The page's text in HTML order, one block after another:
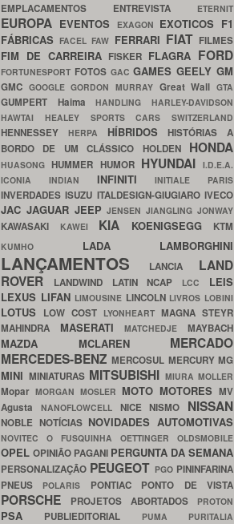
EMPLACAMENTOS ENTREVISTA ETERNIT
EUROPA EVENTOS EXAGON EXOTICOS F1
FÁBRICASFACELFAW FERRARI FIAT FILMES
FIM DE CARREIRA FISKER FLAGRA FORD
FORTUNESPORT FOTOS GACGAMESGEELYGM
GMC GOOGLEGORDON MURRAY Great WallGTA
GUMPERT HaimaHANDLINGHARLEY-DAVIDSON
HAWTAI HEALEY SPORTS CARS SWITZERLAND
HENNESSEY HERPA HÍBRIDOSHISTÓRIAS A
BORDO DE UM CLÁSSICO HOLDEN HONDA
HUASONGHUMMER HUMOR HYUNDAI I.D.E.A.
ICONIA INDIAN INFINITIINITIALE PARIS
INVERDADESISUZU ITALDESIGN-GIUGIAROIVECO
JAC JAGUAR JEEPJENSENJIANGLINGJONWAY
KAWASAKI KAWEI KIA KOENIGSEGG KTM
KUMHO LADA LAMBORGHINI
LANÇAMENTOS LANCIA LAND
ROVER
LANDWIND LATIN NCAP LCC LEIS
LEXUS LIFAN LIMOUSINE LINCOLN LIVROS LOBINI
LOTUS LOW COST LYONHEART MAGNA STEYR
MAHINDRA MASERATIMATCHEDJEMAYBACH
MAZDA MCLAREN MERCADO
MERCEDES-BENZMERCOSUL MERCURYMG
MINI MINIATURAS MITSUBISHI MIURA MOLLER
Mopar MORGAN MOSLER MOTO MOTORES MV
Agusta NANOFLOWCELL NICENISMO NISSAN
NOBLE NOTÍCIAS NOVIDADES AUTOMOTIVAS
NOVITEC O FUSQUINHA OETTINGER OLDSMOBILE
OPEL OPINIÃO PAGANI PERGUNTA DA SEMANA
PERSONALIZAÇÃO PEUGEOT PGO PININFARINA
PNEUS
POLARIS PONTIAC PONTO DE VISTA
PORSCHE PROJETOS ABORTADOS PROTON
PSA PUBLIEDITORIAL PUMA PURITALIA